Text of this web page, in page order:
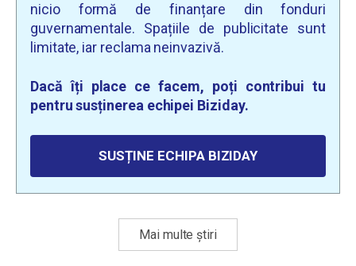
nicio formă de finanțare din fonduri
guvernamentale. Spațiile de publicitate sunt
limitate, iar reclama neinvazivă.
Dacă îți place ce facem, poți contribui tu
pentru susținerea echipei Biziday.
SUSȚINE ECHIPA BIZIDAY
Mai multe știri